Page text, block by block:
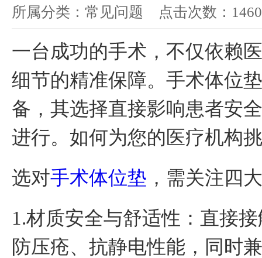
所属分类： 常见问题 点击次数： 1460
一台成功的手术，不仅依赖
细节的精准保障。手术体位
备，其选择直接影响患者安
进行。如何为您的医疗机构
选对手术体位垫 ，需关注四
1.材质安全与舒适性：直接
防压疮、抗静电性能，同时